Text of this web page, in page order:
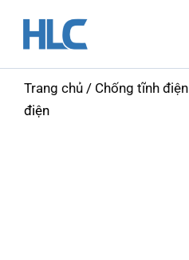
Trang chủ / Chống tĩnh điện
điện